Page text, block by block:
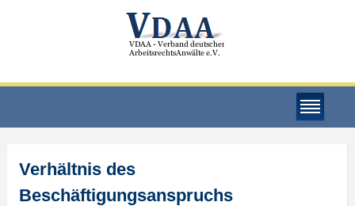
Verhältnis des
Beschäftigungsanspruchs